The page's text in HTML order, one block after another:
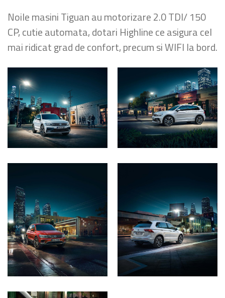
Noile masini Tiguan au motorizare 2.0 TDI/ 150
CP, cutie automata, dotari Highline ce asigura cel
mai ridicat grad de confort, precum si WIFI la bord.